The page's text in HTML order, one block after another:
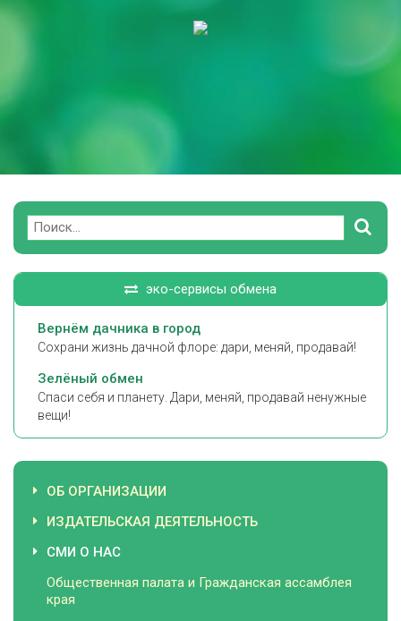
Поиск
эко-сервисы обмена
Вернём дачника в город
Сохрани жизнь дачной флоре: дари, меняй, продавай!
Зелёный обмен
Спаси себя и планету. Дари, меняй, продавай ненужные
вещи!
ОБ ОРГАНИЗАЦИИ
ИЗДАТЕЛЬСКАЯ ДЕЯТЕЛЬНОСТЬ
СМИ О НАС
Общественная палата и Гражданская ассамблея
края